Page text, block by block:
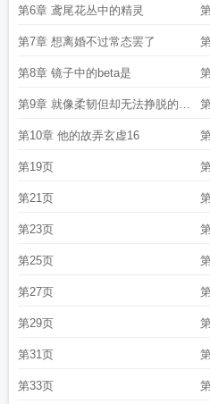
第6章 鸢尾花丛中的精灵
第7章 想离婚不过常态罢了
第8章 镜子中的beta是
第9章 就像柔韧但却无法挣脱的藤
蔓
第10章 他的故弄玄虚16
第19页
第21页
第23页
第25页
第27页
第29页
第31页
第33页